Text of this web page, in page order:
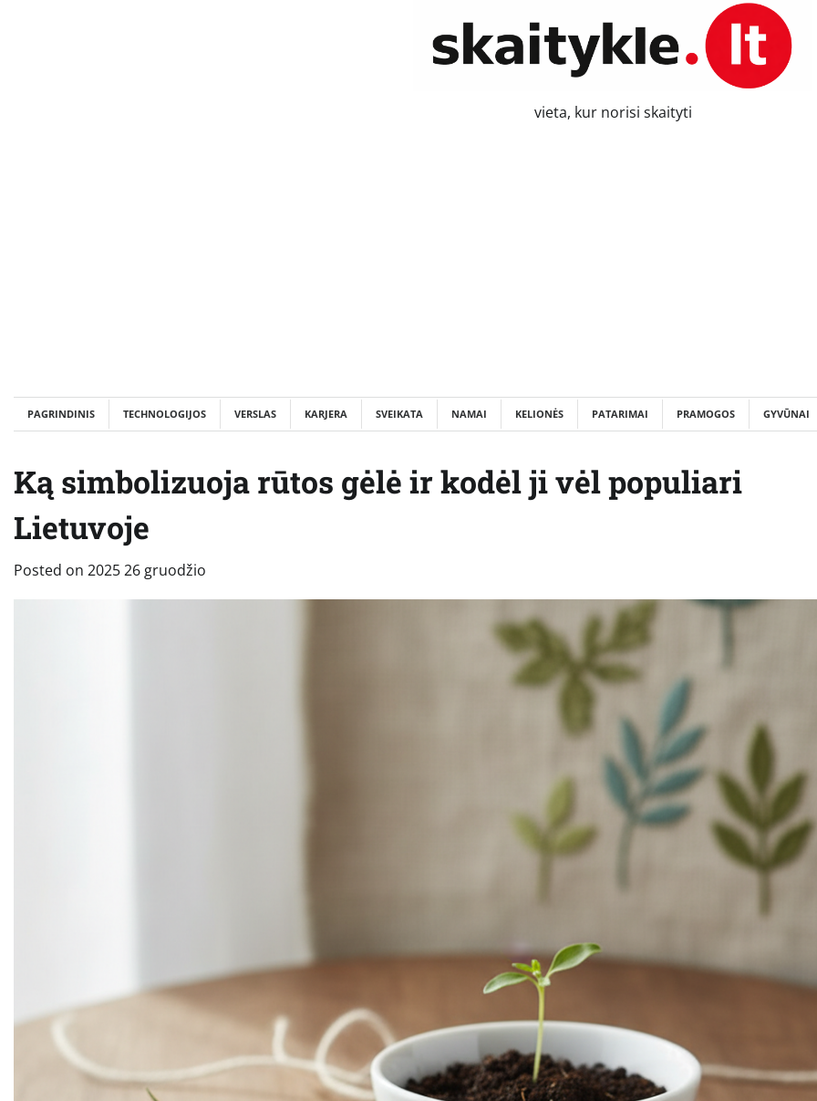
vieta, kur norisi skaityti
PAGRINDINIS TECHNOLOGIJOS VERSLAS KARJERA SVEIKATA NAMAI KELIONĖS PATARIMAI PRAMOGOS GYVŪNAI
Ką simbolizuoja rūtos gėlė ir kodėl ji vėl populiari
Lietuvoje
Posted on 2025 26 gruodžio